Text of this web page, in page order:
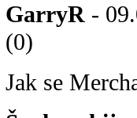
GarryR -
(0)
Jak se